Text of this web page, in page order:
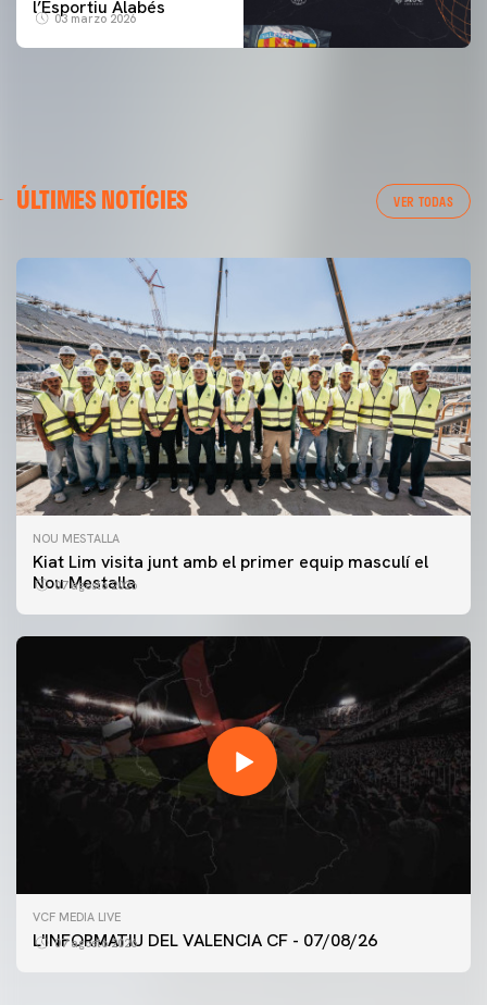
l’Esportiu Alabés
03 marzo 2026
ÚLTIMES NOTÍCIES VER TODAS
NOU MESTALLA
Kiat Lim visita junt amb el primer equip masculí el
Nou Mestalla
07 agosto 2026
VCF MEDIA LIVE
L'INFORMATIU DEL VALENCIA CF - 07/08/26
07 agosto 2026
PRIMER EQUIP
ENTRENAMENT DEL VALENCIA CF 7/8/2026